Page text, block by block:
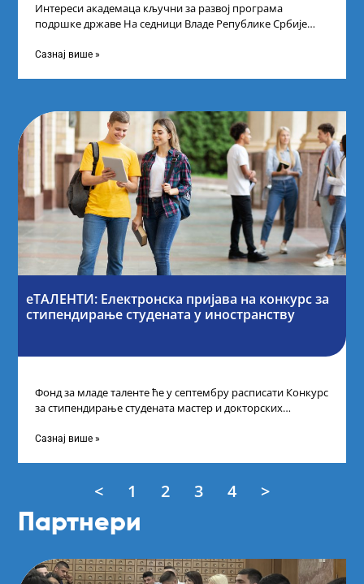
Интереси академаца кључни за развој програма
подршке државе На седници Владе Републике Србије
Сазнај више »
еТАЛЕНТИ: Електронска пријава на конкурс за
стипендирање студената у иностранству
Фонд за младе таленте ће у септембру расписати Конкурс
за стипендирање студената мастер и докторских
Сазнај више »
< 1 2 3 4 >
Партнери